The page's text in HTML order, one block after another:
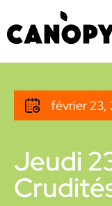
février 23,
Jeudi